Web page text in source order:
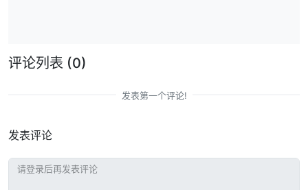
评论列表 (0)
发表第一个评论!
发表评论